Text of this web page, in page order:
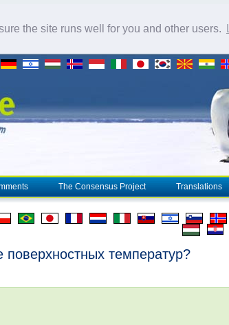
the site runs well for you and other users.
The Consensus Project Translations
температур?